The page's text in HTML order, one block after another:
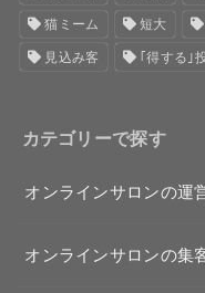
猫ミーム 短大
見込み客 ｢得する｣
カテゴリーで探す
オンラインサロンの運
オンラインサロンの集